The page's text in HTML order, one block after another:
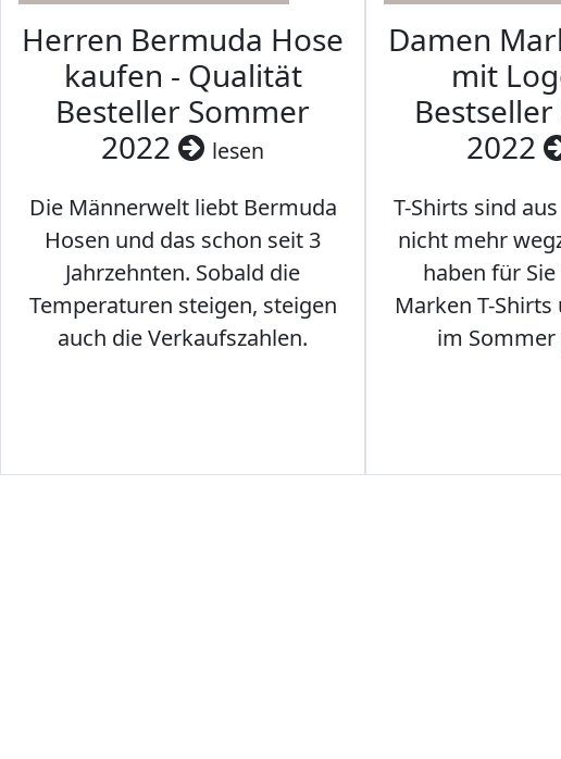
Herren Bermuda Hose
kaufen - Qualität
Besteller Sommer
2022
lesen
Die Männerwelt liebt Bermuda
Hosen und das schon seit 3
Jahrzehnten. Sobald die
Temperaturen steigen, steigen
auch die Verkaufszahlen.
Damen
mit
2022
T-Shirts sind
nicht mehr
haben für
Marken T-
im Sommer